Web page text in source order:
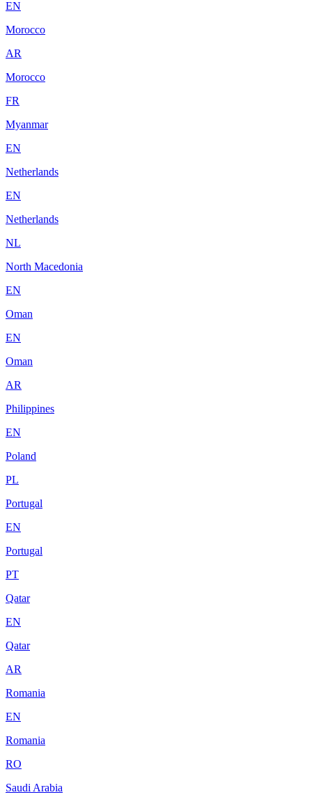
EN
Morocco
AR
Morocco
FR
Myanmar
EN
Netherlands
EN
Netherlands
NL
North Macedonia
EN
Oman
EN
Oman
AR
Philippines
EN
Poland
PL
Portugal
EN
Portugal
PT
Qatar
EN
Qatar
AR
Romania
EN
Romania
RO
Saudi Arabia